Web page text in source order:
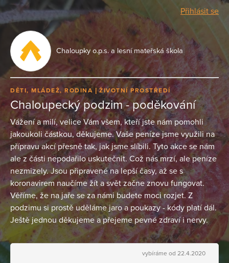
Přihlásit se
Chaloupky o.p.s. a lesní mateřská škola
DĚTI, MLÁDEŽ, RODINA ŽIVOTNÍ PROSTŘEDÍ
Chaloupecký podzim - poděkování
Vážení a milí, velice Vám všem, kteří jste nám pomohli
jakoukoli částkou, děkujeme. Vaše peníze jsme využili na
přípravu akcí přesně tak, jak jsme slíbili. Tyto akce se nám
ale z části nepodařilo uskutečnit. Což nás mrzí, ale peníze
nezmizely. Jsou připravené na lepší časy, až se s
koronavirem naučíme žít a svět začne znovu fungovat.
Věříme, že na jaře se za námi budete moci rozjet. Z
podzimu si prostě uděláme jaro a poukazy - kódy platí dál.
Ještě jednou děkujeme a přejeme pevné zdraví i nervy.
vybíráme od 22.4.2020